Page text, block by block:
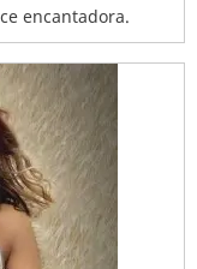
encantadora.